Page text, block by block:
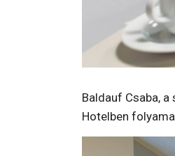
Baldauf Csaba,
Hotelben